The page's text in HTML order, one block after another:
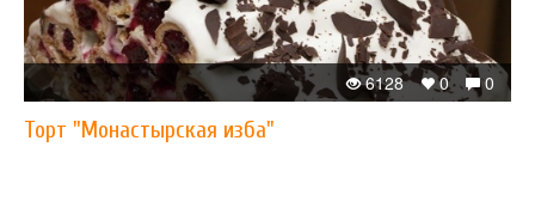
0
0
6128
Торт "Монастырская изба"